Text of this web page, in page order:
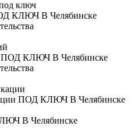
КЛЮЧ В Челябинске
ПОД КЛЮЧ В Челябинске
ПОД КЛЮЧ В Челябинске
В Челябинске